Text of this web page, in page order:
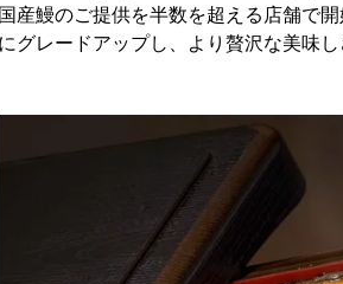
国産鰻のご提供を半数を超える店舗で
にグレードアップし、より贅沢な美味し